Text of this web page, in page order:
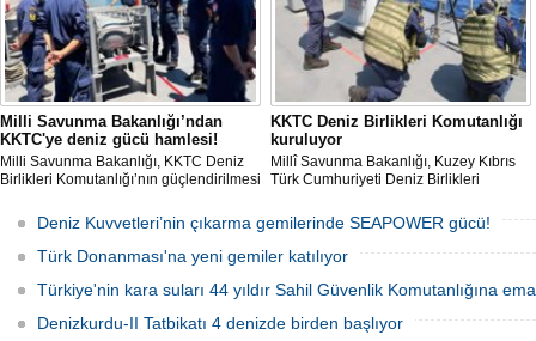
Milli Savunma Bakanlığı’ndan
KKTC'ye deniz gücü hamlesi!
Milli Savunma Bakanlığı, KKTC Deniz
Birlikleri Komutanlığı’nın güçlendirilmesi
Kuvvetleri'ne ait savaş gemilerinde
eğitim aldığını açıkladı.
KKTC Deniz Birlikleri Komutanlığı
kuruluyor
Millî Savunma Bakanlığı, Kuzey Kıbrıs
Türk Cumhuriyeti Deniz Birlikleri
kapasitesinin artırılması kapsamında
Güvenlik Kuvvetleri Komutanlığı
personeline liman ve seyir/gemicilik
eğitimleri verildiğini açıkladı
Deniz Kuvvetleri’nin çıkarma gemilerinde SEAPOWER gücü!
Türk Donanması'na yeni gemiler katılıyor
Türkiye'nin kara suları 44 yıldır Sahil Güvenlik Komutanlığına
Denizkurdu-II Tatbikatı 4 denizde birden başlıyor